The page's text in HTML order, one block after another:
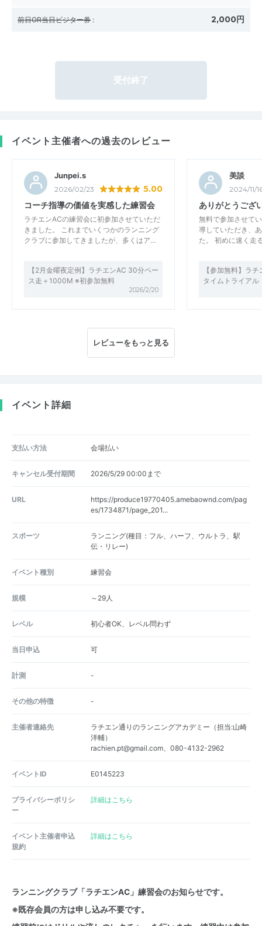
前日OR当日ビジター券 : 2,000円
受付終了
イベント主催者への過去のレビュー
Junpei.s
2026/02/23 5.00
コーチ指導の価値を実感した練習会
ラチエンACの練習会に初参加させていただ
きました。 これまでいくつかのランニング
クラブに参加してきましたが、多くはア…
【2月金曜夜定例】ラチエンAC 30分ペー
ス走＋1000M ※初参加無料
2026/2/20
美談
2024/11/
ありがとうござ
無料で参加させて
導していただき、
た。 初めに速く走
【参加無料】ラ
タイムトライア
レビューをもっと見る
イベント詳細
支払い方法 会場払い
キャンセル受付期間 2026/5/29 00:00まで
URL
https://produce19770405.amebaownd.com/pag
es/1734871/page_201...
スポーツ
ランニング(種目：フル、ハーフ、ウルトラ、駅
伝・リレー)
イベント種別 練習会
規模 ～29人
レベル 初心者OK、レベル問わず
当日申込 可
計測 -
その他の特徴 -
主催者連絡先
ラチエン通りのランニングアカデミー（担当:山崎
洋輔）
rachien.pt@gmail.com、080-4132-2962
イベントID E0145223
プライバシーポリシ
ー
詳細はこちら
イベント主催者申込
規約
詳細はこちら
ランニングクラブ「ラチエンAC」練習会のお知らせです。
※既存会員の方は申し込み不要です。